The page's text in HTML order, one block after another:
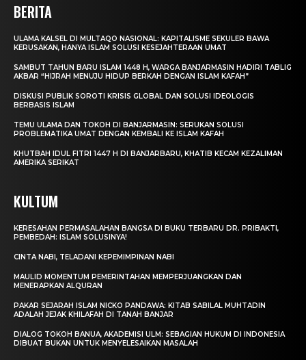
BERITA
ULAMA KALSEL DI MULTAQO NASIONAL: KAPITALISME SEKULER BAWA
KERUSAKAN, HANYA ISLAM SOLUSI KESEJAHTERAAN UMAT
SAMBUT TAHUN BARU ISLAM 1448 H, WARGA BANJARMASIN HADIRI TABLIG
AKBAR “HIJRAH MENUJU HIDUP BERKAH DENGAN ISLAM KAFAH”
DISKUSI PUBLIK SOROTI KRISIS GLOBAL DAN SOLUSI IDEOLOGIS
BERBASIS ISLAM
TEMU ULAMA DAN TOKOH DI BANJARMASIN: SERUKAN SOLUSI
PROBLEMATIKA UMAT DENGAN KEMBALI KE ISLAM KAFAH
KHUTBAH IDUL FITRI 1447 H DI BANJARBARU, KHATIB KECAM KEZALIMAN
AMERIKA SERIKAT
KULTUM
KERESAHAN PERMASALAHAN BANGSA DI BUKU TERBARU DR. PRIBAKTI,
PEMBEDAH: ISLAM SOLUSINYA!
CINTA NABI, TELADANI KEPEMIMPINAN NABI
MAULID MOMENTUM PEMERINTAHAN MEMPERJUANGKAN DAN
MENERAPKAN ALQURAN
PAKAR SEJARAH ISLAM NICKO PANDAWA: KITAB SABILAL MUHTADIN
ADALAH JEJAK KHILAFAH DI TANAH BANJAR
DIALOG TOKOH BANUA, AKADEMISI ULM: SEBAGIAN HUKUM DI INDONESIA
DIBUAT BUKAN UNTUK MENYELESAIKAN MASALAH